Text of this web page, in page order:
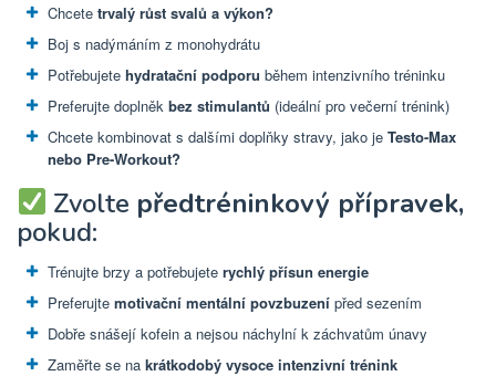
Chcete trvalý růst svalů a výkon?
Boj s nadýmáním z monohydrátu
Potřebujete hydratační podporu během intenzivního tréninku
Preferujte doplněk bez stimulantů (ideální pro večerní trénink)
Chcete kombinovat s dalšími doplňky stravy, jako je Testo-Max
nebo Pre-Workout?
Zvolte předtréninkový přípravek,
pokud:
Trénujte brzy a potřebujete rychlý přísun energie
Preferujte motivační mentální povzbuzení před sezením
Dobře snášejí kofein a nejsou náchylní k záchvatům únavy
Zaměřte se na krátkodobý vysoce intenzivní trénink